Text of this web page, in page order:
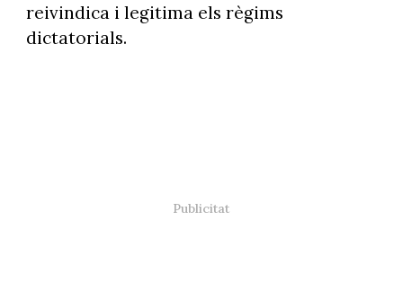
reivindica i legitima els règims
dictatorials.